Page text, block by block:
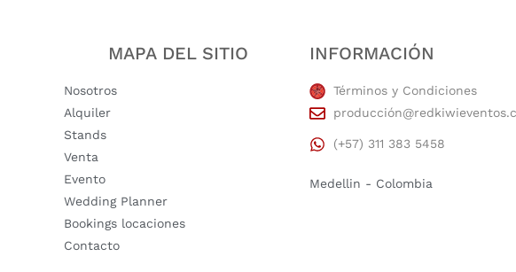
MAPA DEL SITIO
Nosotros
Alquiler
Stands
Venta
Evento
Wedding Planner
Bookings locaciones
Contacto
INFORMACIÓN
Términos y Condiciones
(+57) 311 383 5458
Medellin - Colombia